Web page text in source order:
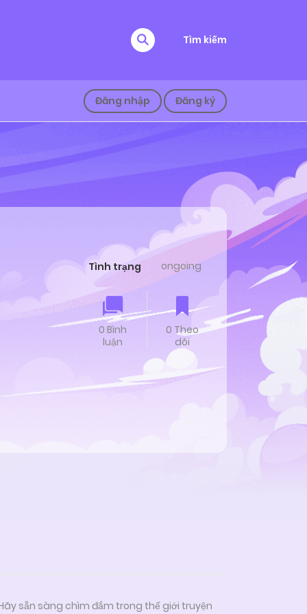
Tìm kiếm
Đăng nhập Đăng ký
Tình trạng ongoing
0 Bình
luận
0 Theo
dõi
sẵn sàng chìm đắm trong thế giới truyện